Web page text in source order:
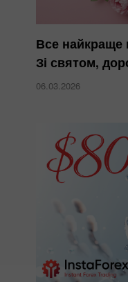
Все
Зі святом,
06.03.2026